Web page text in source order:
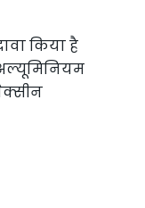
किया है